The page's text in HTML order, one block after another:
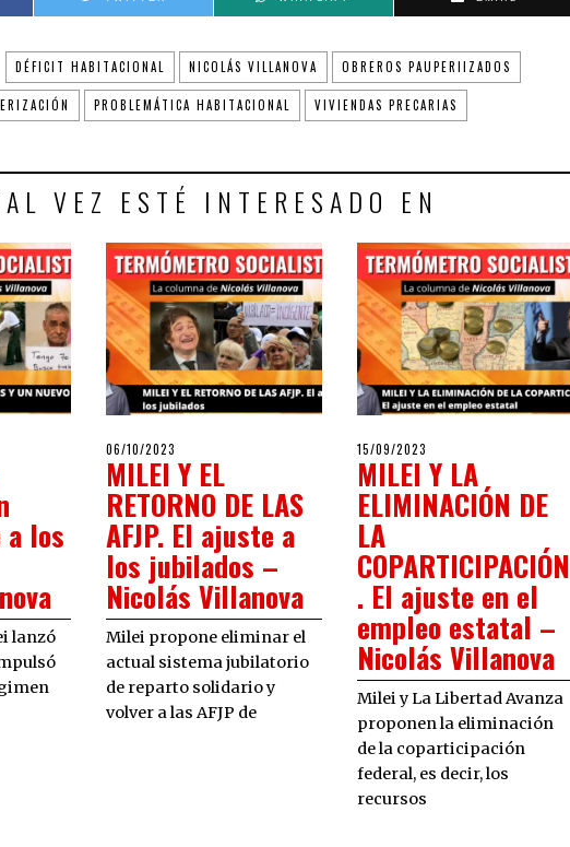
DÉFICIT HABITACIONAL NICOLÁS VILLANOVA OBREROS PAUPERIIZADOS
PROBLEMÁTICA HABITACIONAL VIVIENDAS PRECARIAS
VEZ ESTÉ INTERESADO EN
los
lanzó
POSTED
ON
06/10/2023
MILEI Y EL
RETORNO DE LAS
AFJP. El ajuste a
los jubilados –
Nicolás Villanova
Milei propone eliminar el
actual sistema jubilatorio
de reparto solidario y
volver a las AFJP de
POSTED
ON
15/09/2023
MILEI Y LA
ELIMINACIÓN DE
LA
COPARTICIPACIÓN
. El ajuste en el
empleo estatal –
Nicolás Villanova
Milei y La Libertad Avanza
proponen la eliminación
de la coparticipación
federal, es decir, los
recursos